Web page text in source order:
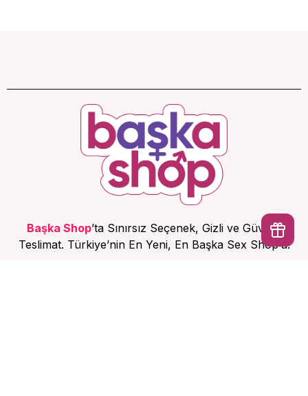
Başka Shop’ta Sınırsız Seçenek, Gizli ve Güvenli
Teslimat. Türkiye’nin En Yeni, En Başka Sex Shop’u!